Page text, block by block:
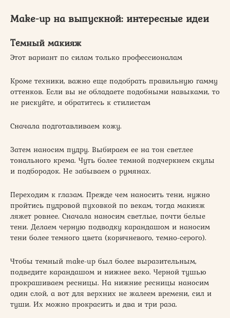
Make-up на выпускной: интересные идеи
Темный макияж
Этот вариант по силам только профессионалам
Кроме техники, важно еще подобрать правильную гамму
оттенков. Если вы не обладаете подобными навыками, то
не рискуйте, и обратитесь к стилистам
Сначала подготавливаем кожу.
Затем наносим пудру. Выбираем ее на тон светлее
тонального крема. Чуть более темной подчеркнем скулы
и подбородок. Не забываем о румянах.
Переходим к глазам. Прежде чем наносить тени, нужно
пройтись пудровой пуховкой по векам, тогда макияж
ляжет ровнее. Сначала наносим светлые, почти белые
тени. Делаем черную подводку карандашом и наносим
тени более темного цвета (коричневого, темно-серого).
Чтобы темный make-up был более выразительным,
подведите карандашом и нижнее веко. Черной тушью
прокрашиваем ресницы. На нижние ресницы наносим
один слой, а вот для верхних не жалеем времени, сил и
туши. Их можно прокрасить и два и три раза.